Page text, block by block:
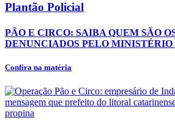
Plantão Policial
PÃO E CIRCO: SAIBA QUEM SÃO
DENUNCIADOS PELO
Confira na matéria